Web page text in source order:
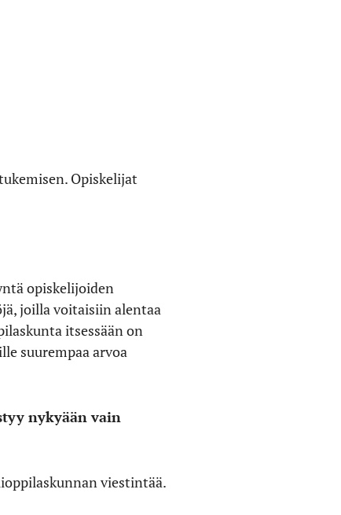
Opiskelijat
opiskelijoiden
joilla voitaisiin alentaa
itsessään on
suurempaa arvoa
nykyään vain
viestintää.